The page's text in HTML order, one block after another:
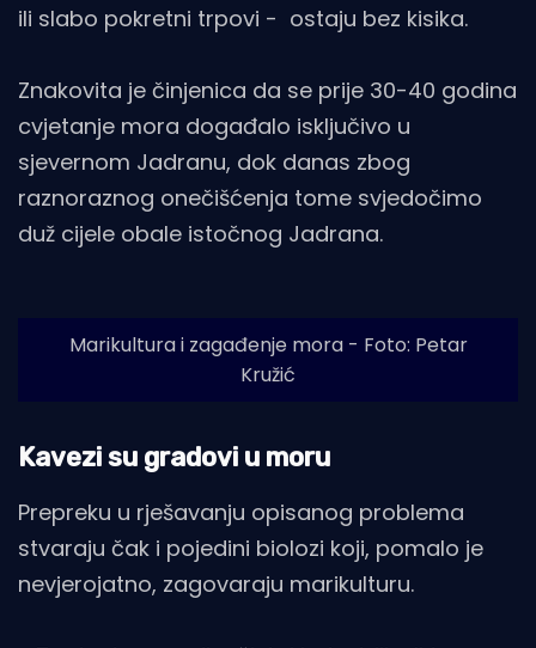
ili slabo pokretni trpovi - ostaju bez kisika.
Znakovita je činjenica da se prije 30-40 godina
cvjetanje mora događalo isključivo u
sjevernom Jadranu, dok danas zbog
raznoraznog onečišćenja tome svjedočimo
duž cijele obale istočnog Jadrana.
Marikultura i zagađenje mora - Foto: Petar
Kružić
Kavezi su gradovi u moru
Prepreku u rješavanju opisanog problema
stvaraju čak i pojedini biolozi koji, pomalo je
nevjerojatno, zagovaraju marikulturu.